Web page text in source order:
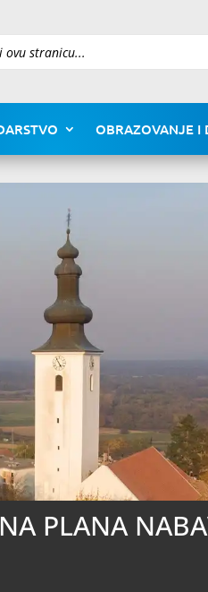
OBRAZOVANJE I
PLANA